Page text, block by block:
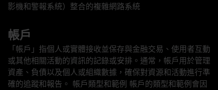
影機和警報系統）整合的複雜網路系統
帳戶
「帳戶」指個人或實體接收並保存與金融交易、使用者互動
或其他相關活動的資訊的記錄或安排。通常，帳戶用於管理
資產、負債以及個人或組織數據，確保對資源和活動進行準
確的追蹤和報告。 帳戶類型和範例 帳戶的類型和範例會因